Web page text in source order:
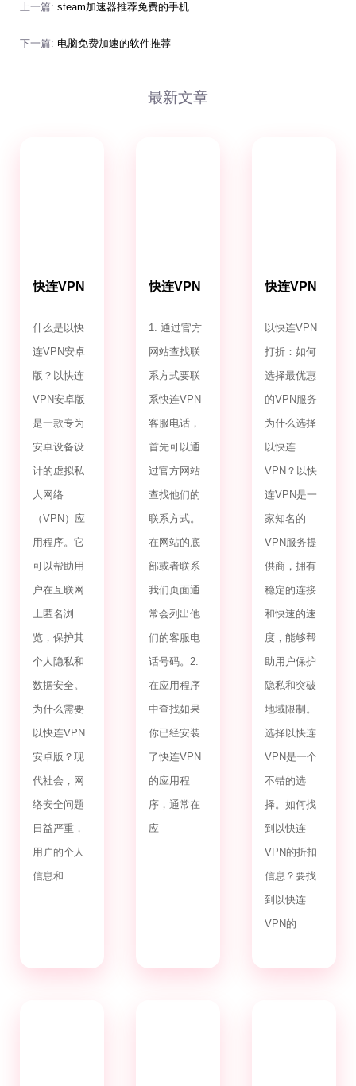
上一篇: steam加速器推荐免费的手机
下一篇: 电脑免费加速的软件推荐
最新文章
快连VPN
什么是以快
连VPN安卓
版？以快连
VPN安卓版
是一款专为
安卓设备设
计的虚拟私
人网络
（VPN）应
用程序。它
可以帮助用
户在互联网
上匿名浏
览，保护其
个人隐私和
数据安全。
为什么需要
以快连VPN
安卓版？现
代社会，网
络安全问题
日益严重，
用户的个人
信息和
快连VPN
1. 通过官方
网站查找联
系方式要联
系快连VPN
客服电话，
首先可以通
过官方网站
查找他们的
联系方式。
在网站的底
部或者联系
我们页面通
常会列出他
们的客服电
话号码。2.
在应用程序
中查找如果
你已经安装
了快连VPN
的应用程
序，通常在
应
快连VPN
以快连VPN
打折：如何
选择最优惠
的VPN服务
为什么选择
以快连
VPN？以快
连VPN是一
家知名的
VPN服务提
供商，拥有
稳定的连接
和快速的速
度，能够帮
助用户保护
隐私和突破
地域限制。
选择以快连
VPN是一个
不错的选
择。如何找
到以快连
VPN的折扣
信息？要找
到以快连
VPN的